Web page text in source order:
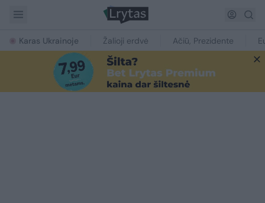
Karas Ukrainoje Žalioji erdvė Ačiū, Prezidente